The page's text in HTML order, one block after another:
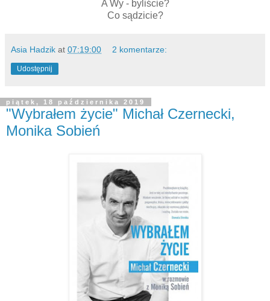
A Wy - byliście?
Co sądzicie?
Asia Hadzik at 07:19:00 2 komentarze:
Udostępnij
piątek, 18 października 2019
"Wybrałem życie" Michał Czernecki,
Monika Sobień